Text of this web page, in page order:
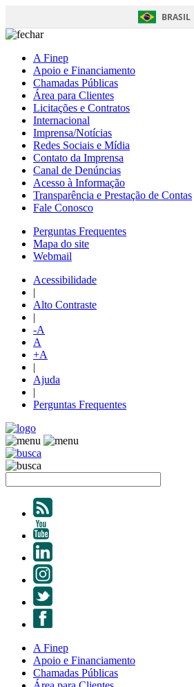
BRASIL
A Finep
Apoio e Financiamento
Chamadas Públicas
Área para Clientes
Licitações e Contratos
Internacional
Imprensa/Notícias
Redes Sociais e Mídia
Contato da Imprensa
Canal de Denúncias
Acesso à Informação
Transparência e Prestação de Contas
Fale Conosco
Perguntas Frequentes
Mapa do site
Webmail
Acessibilidade
|
Alto Contraste
|
-A
A
+A
|
Ajuda
|
Perguntas Frequentes
A Finep
Apoio e Financiamento
Chamadas Públicas